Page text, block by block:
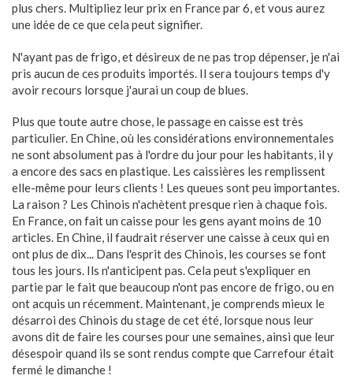
plus chers. Multipliez leur prix en France par 6, et vous aurez
une idée de ce que cela peut signifier.
N'ayant pas de frigo, et désireux de ne pas trop dépenser, je n'ai
pris aucun de ces produits importés. Il sera toujours temps d'y
avoir recours lorsque j'aurai un coup de blues.
Plus que toute autre chose, le passage en caisse est très
particulier. En Chine, où les considérations environnementales
ne sont absolument pas à l'ordre du jour pour les habitants, il y
a encore des sacs en plastique. Les caissières les remplissent
elle-même pour leurs clients ! Les queues sont peu importantes.
La raison ? Les Chinois n'achètent presque rien à chaque fois.
En France, on fait un caisse pour les gens ayant moins de 10
articles. En Chine, il faudrait réserver une caisse à ceux qui en
ont plus de dix... Dans l'esprit des Chinois, les courses se font
tous les jours. Ils n'anticipent pas. Cela peut s'expliquer en
partie par le fait que beaucoup n'ont pas encore de frigo, ou en
ont acquis un récemment. Maintenant, je comprends mieux le
désarroi des Chinois du stage de cet été, lorsque nous leur
avons dit de faire les courses pour une semaines, ainsi que leur
désespoir quand ils se sont rendus compte que Carrefour était
fermé le dimanche !